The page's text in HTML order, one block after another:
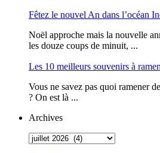
Fêtez le nouvel An dans l’océan
Noël approche mais la nouvelle
les douze coups de minuit, ...
Les 10 meilleurs souvenirs à
Vous ne savez pas quoi ramener
? On est là ...
Archives